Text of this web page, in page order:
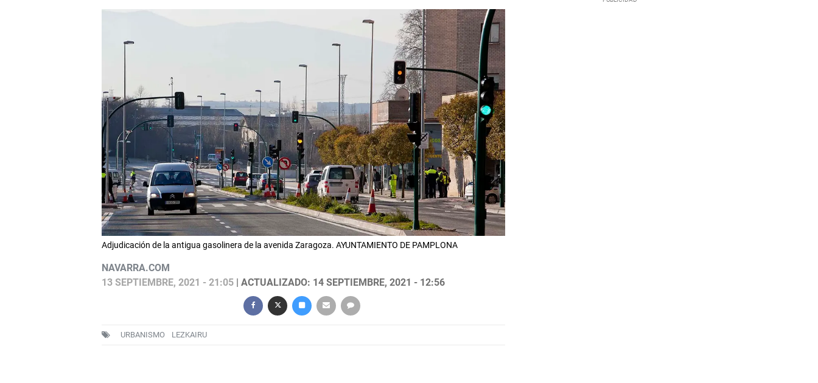
Adjudicación de la antigua gasolinera de la avenida Zaragoza. AYUNTAMIENTO DE PAMPLONA
NAVARRA.COM
13 SEPTIEMBRE, 2021 - 21:05| ACTUALIZADO: 14 SEPTIEMBRE, 2021 - 12:56
URBANISMO LEZKAIRU